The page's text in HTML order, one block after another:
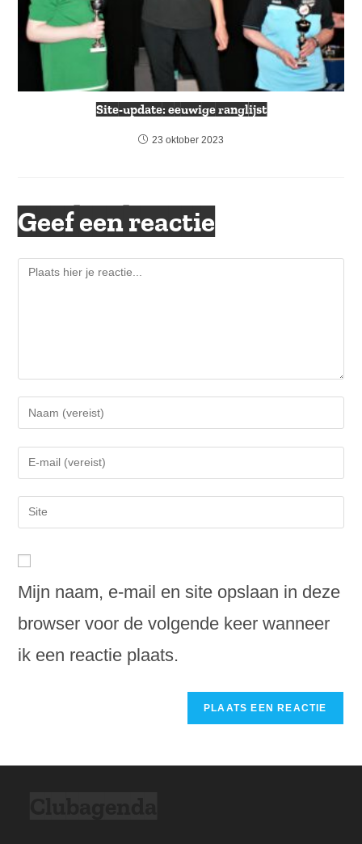
Site-update: eeuwige ranglijst
23 oktober 2023
Geef een reactie
Reactie
je
naam
om
reageren
je
e-
mail
om
kunnen
reageren
je
URL
in
(optioneel)
Mijn naam, e-mail en site opslaan in deze
browser voor de volgende keer wanneer
ik een reactie plaats.